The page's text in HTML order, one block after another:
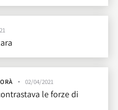
02/04/2021
le forze di